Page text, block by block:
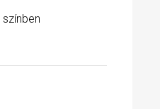
színben